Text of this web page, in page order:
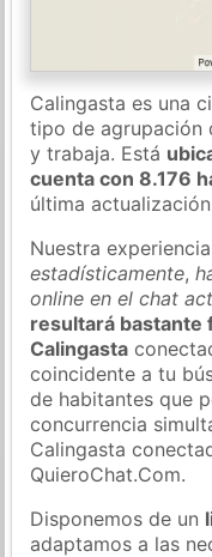
Calingasta es una
tipo de agrupación
y trabaja. Está
cuenta con 8.176
última
Nuestra
estadísticamente,
online en el chat
resultará bastante
Calingasta
coincidente a tu
de habitantes que
concurrencia
Calingasta
QuieroChat.Com.
Disponemos de un
adaptamos a las